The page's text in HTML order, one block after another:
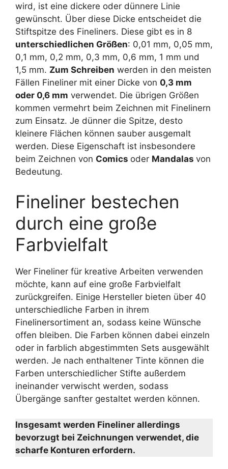
wird, ist eine dickere oder dünnere Linie
gewünscht. Über diese Dicke entscheidet die
Stiftspitze des Fineliners. Diese gibt es in 8
unterschiedlichen Größen: 0,01 mm, 0,05 mm,
0,1 mm, 0,2 mm, 0,3 mm, 0,6 mm, 1 mm und
1,5 mm. Zum Schreiben werden in den meisten
Fällen Fineliner mit einer Dicke von 0,3 mm
oder 0,6 mm verwendet. Die übrigen Größen
kommen vermehrt beim Zeichnen mit Finelinern
zum Einsatz. Je dünner die Spitze, desto
kleinere Flächen können sauber ausgemalt
werden. Diese Eigenschaft ist insbesondere
beim Zeichnen von Comics oder Mandalas von
Bedeutung.
Fineliner bestechen
durch eine große
Farbvielfalt
Wer Fineliner für kreative Arbeiten verwenden
möchte, kann auf eine große Farbvielfalt
zurückgreifen. Einige Hersteller bieten über 40
unterschiedliche Farben in ihrem
Finelinersortiment an, sodass keine Wünsche
offen bleiben. Die Farben können dabei einzeln
oder in farblich abgestimmten Sets ausgewählt
werden. Je nach enthaltener Tinte können die
Farben unterschiedlicher Stifte außerdem
ineinander verwischt werden, sodass
Übergänge sanfter gestaltet werden können.
Insgesamt werden Fineliner allerdings
bevorzugt bei Zeichnungen verwendet, die
scharfe Konturen erfordern.